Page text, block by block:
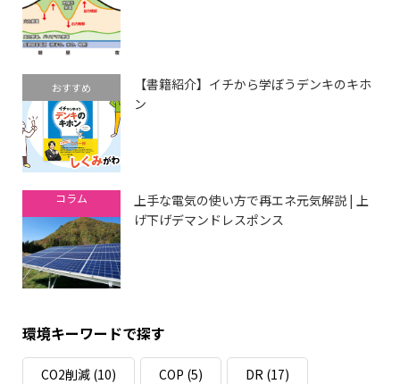
おすすめ
【書籍紹介】イチから学ぼうデンキのキホ
ン
コラム
上手な電気の使い方で再エネ元気解説 | 上
げ下げデマンドレスポンス
環境キーワードで探す
CO2削減(10) COP (5) DR (17)